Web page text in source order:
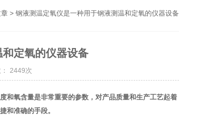
> 钢液测温定氧仪是一种用于钢液测温和定氧的仪器设备
定氧的仪器设备
2449次
和氧含量是非常重要的参数，对产品质量和生产工艺起着
和准确的手段。